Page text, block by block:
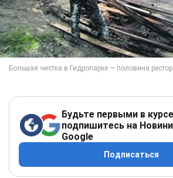
Будьте первыми в
подпишитесь на
Google
Подписаться